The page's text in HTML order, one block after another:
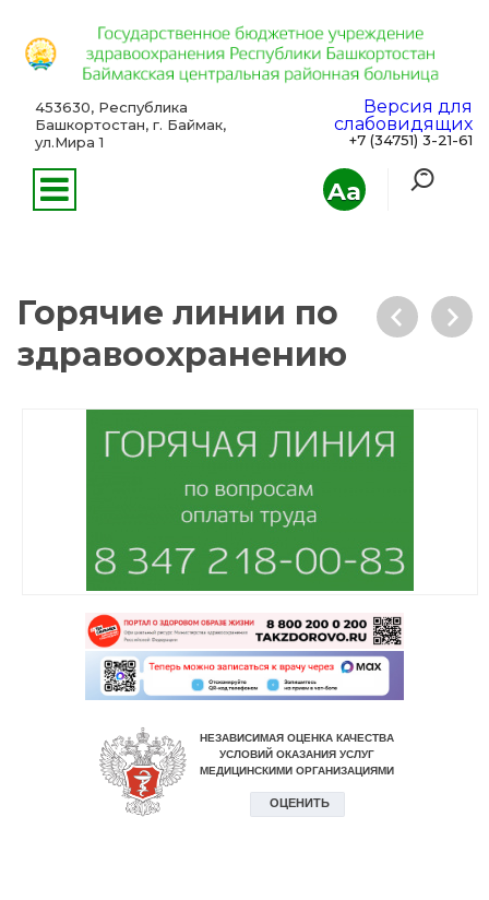
Aa
453630, Республика
Башкортостан, г. Баймак,
ул.Мира 1
Версия для
слабовидящих
+7 (34751) 3-21-61
Горячие линии по
здравоохранению